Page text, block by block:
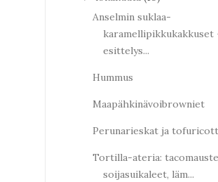
Anselmin suklaa-
karamellipikkukakkuset
esittelys...
Hummus
Maapähkinävoibrowniet
Perunarieskat ja
Tortilla-ateria:
soijasuikaleet, läm...